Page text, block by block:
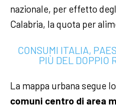
nazionale, per effetto
Calabria, la quota per
CONSUMI ITALIA,
PIÙ DEL DOPPIO
La mappa urbana segue
comuni centro di area